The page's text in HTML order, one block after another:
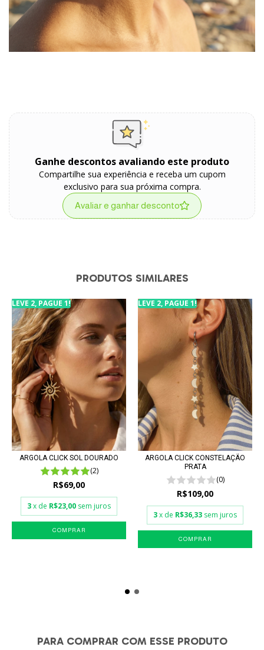
Ganhe descontos avaliando este produto
Compartilhe sua experiência e receba um cupom
exclusivo para sua próxima compra.
Avaliar e ganhar desconto
PRODUTOS SIMILARES
LEVE 2, PAGUE 1!
ARGOLA CLICK SOL DOURADO
(2)
R$69,00
3x de R$23,00 sem juros
LEVE 2, PAGUE 1!
ARGOLA CLICK CONSTELAÇÃO
PRATA
(0)
R$109,00
3x de R$36,33 sem juros
PARA COMPRAR COM ESSE PRODUTO